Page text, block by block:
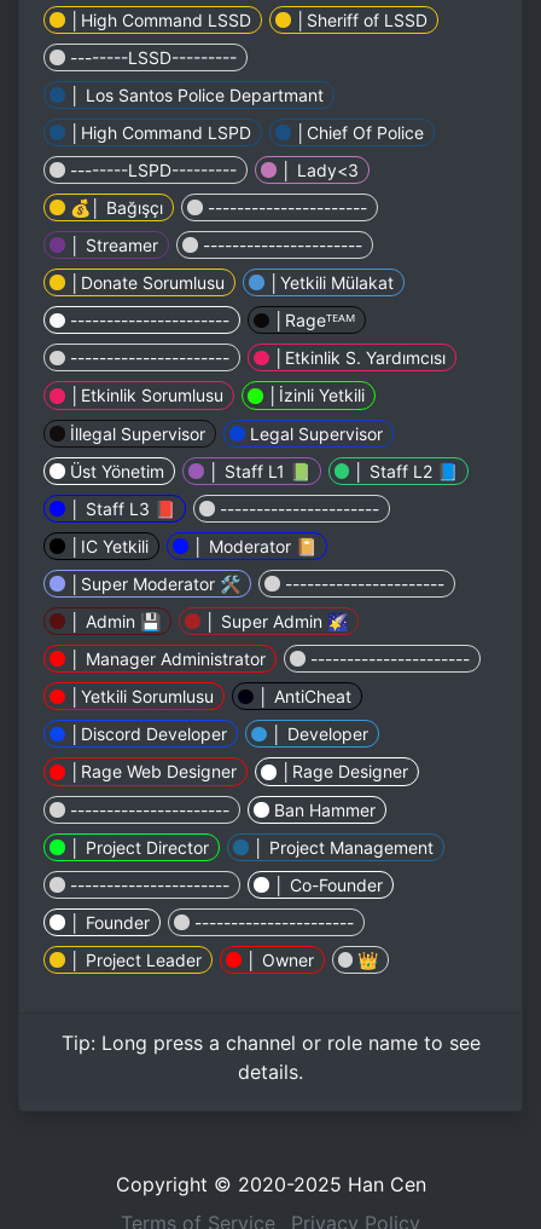
│High Command LSSD
│Sheriff of LSSD
--------LSSD---------
│ Los Santos Police Departmant
│High Command LSPD
│Chief Of Police
--------LSPD---------
│ Lady<3
💰│ Bağışçı
----------------------
│ Streamer
----------------------
│Donate Sorumlusu
│Yetkili Mülakat
----------------------
│Rageᵀᴱᴬᴹ
----------------------
│Etkinlik S. Yardımcısı
│Etkinlik Sorumlusu
│İzinli Yetkili
İllegal Supervisor
Legal Supervisor
Üst Yönetim
│ Staff L1 📗
│ Staff L2 📘
│ Staff L3 📕
----------------------
│IC Yetkili
│ Moderator 📔
│Super Moderator 🛠
----------------------
│ Admin 💾
│ Super Admin 🌠
│ Manager Administrator
----------------------
│Yetkili Sorumlusu
│ AntiCheat
│Discord Developer
│ Developer
│Rage Web Designer
│Rage Designer
----------------------
Ban Hammer
│ Project Director
│ Project Management
----------------------
│ Co-Founder
│ Founder
----------------------
│ Project Leader
│ Owner 👑
Tip: Long pressa channel or role name to see
details.
Copyright © 2020-2025 Han Cen
Terms of Service
Privacy Policy